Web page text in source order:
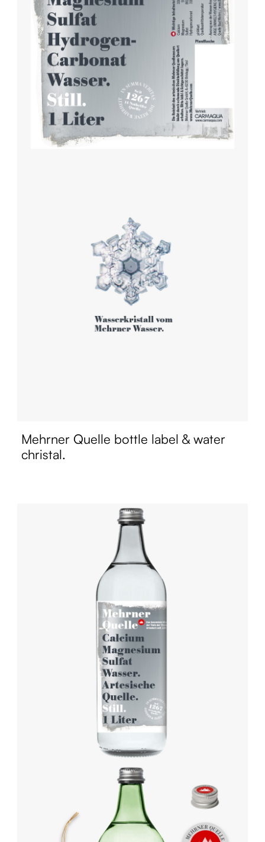
Mehrner Quelle bottle label & water
christal.